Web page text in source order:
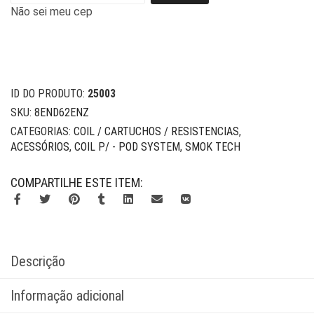
Não sei meu cep
ID DO PRODUTO: 25003
SKU: 8END62ENZ
CATEGORIAS: COIL / CARTUCHOS / RESISTENCIAS,
ACESSÓRIOS, COIL P/ - POD SYSTEM, SMOK TECH
COMPARTILHE ESTE ITEM:
Descrição
Informação adicional